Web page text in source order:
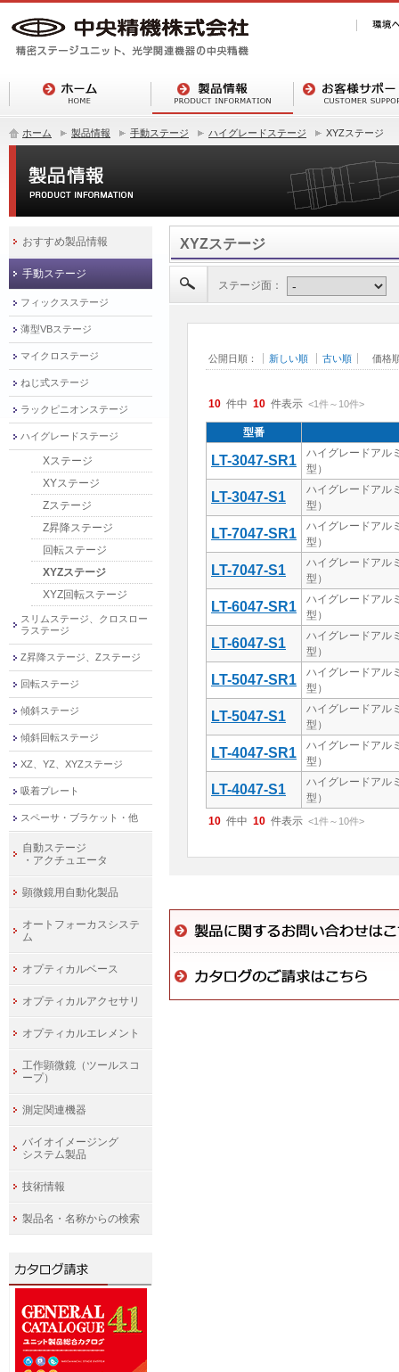
ホーム 製品情報 手動ステージ ハイグレードステージ XYZステージ
XYZステージ
ステージ面：
公開日順： 新しい順 古い順 価格
10 件中 10 件表示 <1件～ 10件>
型番
LT-3047-SR1
ハイグレードア
型）
LT-3047-S1
ハイグレードア
型）
LT-7047-SR1
ハイグレードア
型）
LT-7047-S1
ハイグレードア
型）
LT-6047-SR1
ハイグレードア
型）
LT-6047-S1
ハイグレードア
型）
LT-5047-SR1
ハイグレードア
型）
LT-5047-S1
ハイグレードア
型）
LT-4047-SR1
ハイグレードア
型）
LT-4047-S1
ハイグレードア
型）
10 件中 10 件表示 <1件～ 10件>
おすすめ製品情報
手動ステージ
フィックスステージ
薄型VBステージ
マイクロステージ
ねじ式ステージ
ラックピニオンステージ
ハイグレードステージ
Xステージ
XYステージ
Zステージ
Z昇降ステージ
回転ステージ
XYZステージ
XYZ回転ステージ
スリムステージ、クロスロー
ラステージ
Z昇降ステージ、Zステージ
回転ステージ
傾斜ステージ
傾斜回転ステージ
XZ、YZ、XYZステージ
吸着プレート
スペーサ・ブラケット・他
自動ステージ
・アクチュエータ
顕微鏡用自動化製品
オートフォーカスシステ
ム
オプティカルベース
オプティカルアクセサリ
オプティカルエレメント
工作顕微鏡（ツールスコ
ープ）
測定関連機器
バイオイメージング
システム製品
技術情報
製品名・名称からの検索